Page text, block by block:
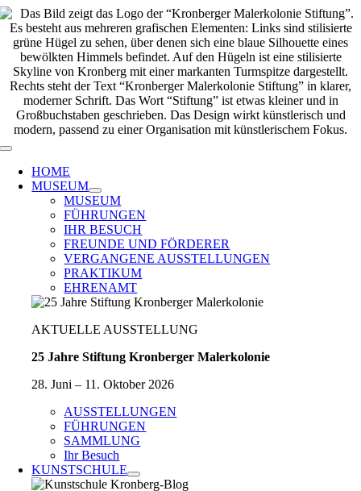
Zum
Inhalt
springen
Toggle
Navigation
HOME
MUSEUM
MUSEUM
FÜHRUNGEN
IHR BESUCH
FREUNDE UND FÖRDERER
VERGANGENE AUSSTELLUNGEN
PRAKTIKUM
EHRENAMT
AKTUELLE AUSSTELLUNG
25 Jahre Stiftung Kronberger Malerkolonie
28. Juni – 11. Oktober 2026
AUSSTELLUNGEN
FÜHRUNGEN
SAMMLUNG
Ihr Besuch
KUNSTSCHULE